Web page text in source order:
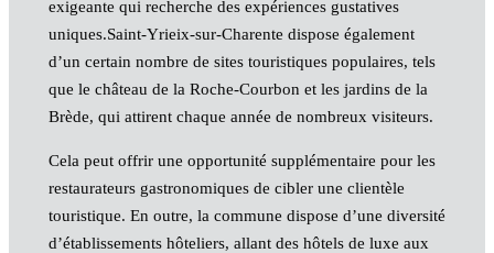
exigeante qui recherche des expériences gustatives
uniques.Saint-Yrieix-sur-Charente dispose également
d’un certain nombre de sites touristiques populaires, tels
que le château de la Roche-Courbon et les jardins de la
Brède, qui attirent chaque année de nombreux visiteurs.
Cela peut offrir une opportunité supplémentaire pour les
restaurateurs gastronomiques de cibler une clientèle
touristique. En outre, la commune dispose d’une diversité
d’établissements hôteliers, allant des hôtels de luxe aux